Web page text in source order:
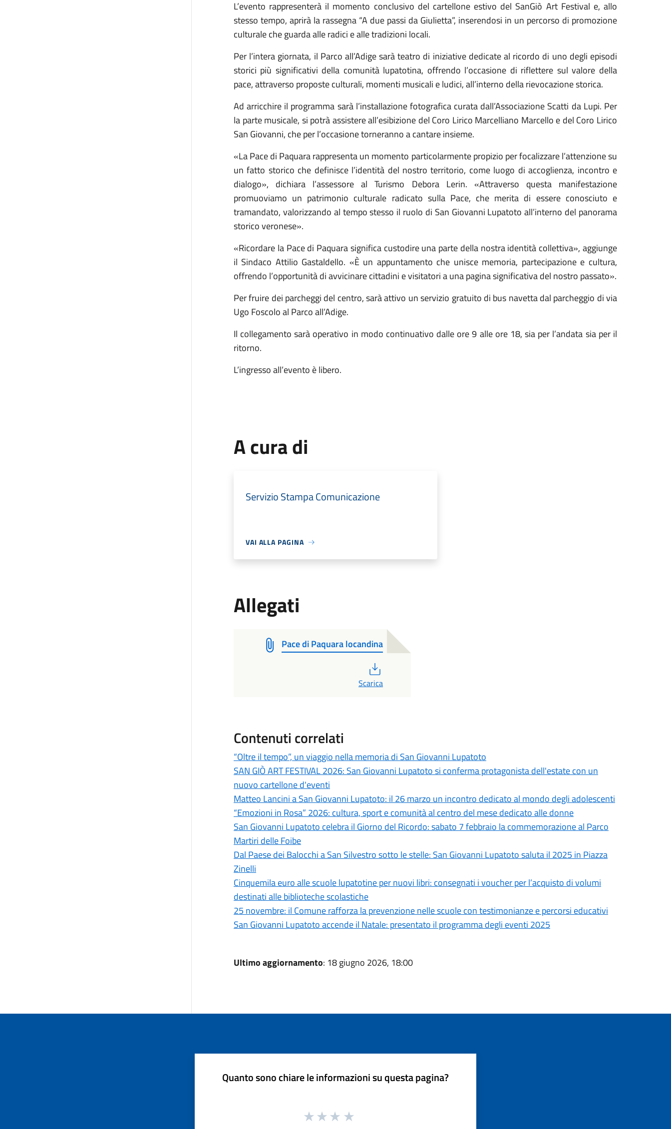
L’evento rappresenterà il momento conclusivo del cartellone estivo del SanGiò Art Festival e, allo
stesso tempo, aprirà la rassegna “A due passi da Giulietta”, inserendosi in un percorso di promozione
culturale che guarda alle radici e alle tradizioni locali.
Per l’intera giornata, il Parco all’Adige sarà teatro di iniziative dedicate al ricordo di uno degli episodi
storici più significativi della comunità lupatotina, offrendo l’occasione di riflettere sul valore della
pace, attraverso proposte culturali, momenti musicali e ludici, all’interno della rievocazione storica.
Ad arricchire il programma sarà l’installazione fotografica curata dall’Associazione Scatti da Lupi. Per
la parte musicale, si potrà assistere all’esibizione del Coro Lirico Marcelliano Marcello e del Coro Lirico
San Giovanni, che per l’occasione torneranno a cantare insieme.
«La Pace di Paquara rappresenta un momento particolarmente propizio per focalizzare l’attenzione su
un fatto storico che definisce l’identità del nostro territorio, come luogo di accoglienza, incontro e
dialogo», dichiara l’assessore al Turismo Debora Lerin. «Attraverso questa manifestazione
promuoviamo un patrimonio culturale radicato sulla Pace, che merita di essere conosciuto e
tramandato, valorizzando al tempo stesso il ruolo di San Giovanni Lupatoto all’interno del panorama
storico veronese».
«Ricordare la Pace di Paquara significa custodire una parte della nostra identità collettiva», aggiunge
il Sindaco Attilio Gastaldello. «È un appuntamento che unisce memoria, partecipazione e cultura,
offrendo l’opportunità di avvicinare cittadini e visitatori a una pagina significativa del nostro passato».
Per fruire dei parcheggi del centro, sarà attivo un servizio gratuito di bus navetta dal parcheggio di via
Ugo Foscolo al Parco all’Adige.
Il collegamento sarà operativo in modo continuativo dalle ore 9 alle ore 18, sia per l’andata sia per il
ritorno.
L’ingresso all’evento è libero.
A cura di
Servizio Stampa Comunicazione
VAI ALLA PAGINA
Allegati
Pace di Paquara locandina
Scarica
Contenuti correlati
“Oltre il tempo”, un viaggio nella memoria di San Giovanni Lupatoto
SAN GIÒ ART FESTIVAL 2026: San Giovanni Lupatoto si conferma protagonista dell'estate con un
nuovo cartellone d'eventi
Matteo Lancini a San Giovanni Lupatoto: il 26 marzo un incontro dedicato al mondo degli adolescenti
“Emozioni in Rosa” 2026: cultura, sport e comunità al centro del mese dedicato alle donne
San Giovanni Lupatoto celebra il Giorno del Ricordo: sabato 7 febbraio la commemorazione al Parco
Martiri delle Foibe
Dal Paese dei Balocchi a San Silvestro sotto le stelle: San Giovanni Lupatoto saluta il 2025 in Piazza
Zinelli
Cinquemila euro alle scuole lupatotine per nuovi libri: consegnati i voucher per l’acquisto di volumi
destinati alle biblioteche scolastiche
25 novembre: il Comune rafforza la prevenzione nelle scuole con testimonianze e percorsi educativi
San Giovanni Lupatoto accende il Natale: presentato il programma degli eventi 2025
Ultimo aggiornamento: 18 giugno 2026, 18:00
Quanto sono chiare le informazioni su questa pagina?